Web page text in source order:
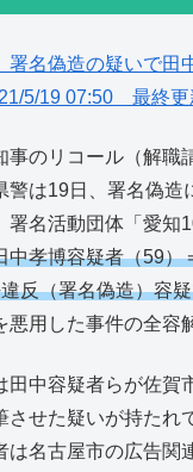
名偽造の疑いで田
5/19 07:50 最終更
事のリコール（解職
警は19日、署名偽造
署名活動団体「愛知
中孝博容疑者（59）
反（署名偽造）容
用した事件の全容
田中容疑者らが佐賀
させた疑いが持たれ
は名古屋市の広告関